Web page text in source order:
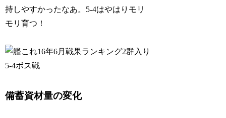
持しやすかったなあ。5-4はやはりモリ
モリ育つ！
備蓄資材量の変化